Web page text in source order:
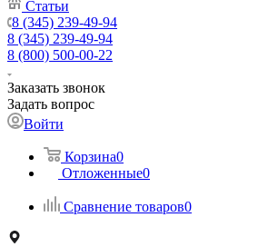
Статьи
8 (345) 239-49-94
8 (345) 239-49-94
8 (800) 500-00-22
Заказать звонок
Задать вопрос
Войти
Корзина0
Отложенные0
Сравнение товаров0